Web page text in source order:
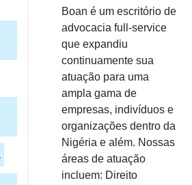
Boan é um escritório de
advocacia full-service
que expandiu
continuamente sua
atuação para uma
ampla gama de
empresas, indivíduos e
organizações dentro da
Nigéria e além. Nossas
áreas de atuação
incluem: Direito